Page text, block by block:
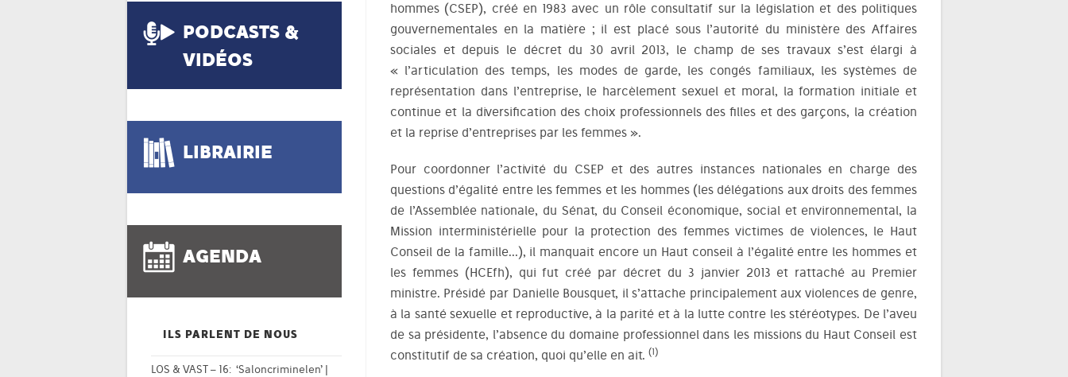
hommes (CSEP), créé en 1983 avec un rôle consultatif sur la législation et des politiques
gouvernementales en la matière ; il est placé sous l’autorité du ministère des Affaires
sociales et depuis le décret du 30 avril 2013, le champ de ses travaux s’est élargi à
« l’articulation des temps, les modes de garde, les congés familiaux, les systèmes de
représentation dans l’entreprise, le harcèlement sexuel et moral, la formation initiale et
continue et la diversification des choix professionnels des filles et des garçons, la création
et la reprise d’entreprises par les femmes ».
Pour coordonner l’activité du CSEP et des autres instances nationales en charge des
questions d’égalité entre les femmes et les hommes (les délégations aux droits des femmes
de l’Assemblée nationale, du Sénat, du Conseil économique, social et environnemental, la
Mission interministérielle pour la protection des femmes victimes de violences, le Haut
Conseil de la famille…), il manquait encore un Haut conseil à l’égalité entre les hommes et
les femmes (HCEfh), qui fut créé par décret du 3 janvier 2013 et rattaché au Premier
ministre. Présidé par Danielle Bousquet, il s’attache principalement aux violences de genre,
à la santé sexuelle et reproductive, à la parité et à la lutte contre les stéréotypes. De l’aveu
de sa présidente, l’absence du domaine professionnel dans les missions du Haut Conseil est
constitutif de sa création, quoi qu’elle en ait. (1)
PODCASTS &
VIDÉOS
LIBRAIRIE
AGENDA
ILS PARLENT DE NOUS
LOS & VAST – 16: ‘Saloncriminelen’ |